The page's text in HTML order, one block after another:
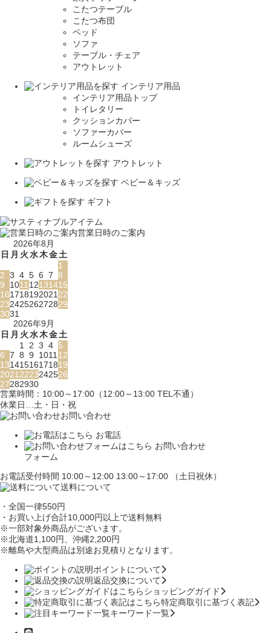
こたつテーブル
こたつ布団
ベッド
ソファ
テーブル・チェア
アウトレット
インテリア用品
インテリア用品トップ
トイレタリー
クッションカバー
ソファーカバー
ルームシューズ
アウトレット
ベビー＆キッズ
ギフト
営業日時のご案内
2026年8月
日 月 火水木金土
1
2 3 4 5 6 7 8
9
101112131415
16171819202122
23242526272829
3031
2026年9月
日 月 火水木金土
1 2 3 4 5
6 7 8 9 101112
13141516171819
20212223242526
27282930
営業時間：10:00～17:00（12:00～13:00 TEL不通）
休業日…土・日・祝
お問い合わせ
お電話
お問い合わせ
フォーム
お電話受付時間 10:00～12:00 13:00～17:00 （土日祝休）
送料について
・全国一律550円
・お買い上げ合計10,000円 以上で送料無料
※一部対象外商品がございます。
※北海道1,100円、沖縄2,200円
※離島や大型商品は別途お見積りとなります。
ポイントについて
返品交換について
ショッピングガイド
特定商取引に基づく表記
キーワード一覧